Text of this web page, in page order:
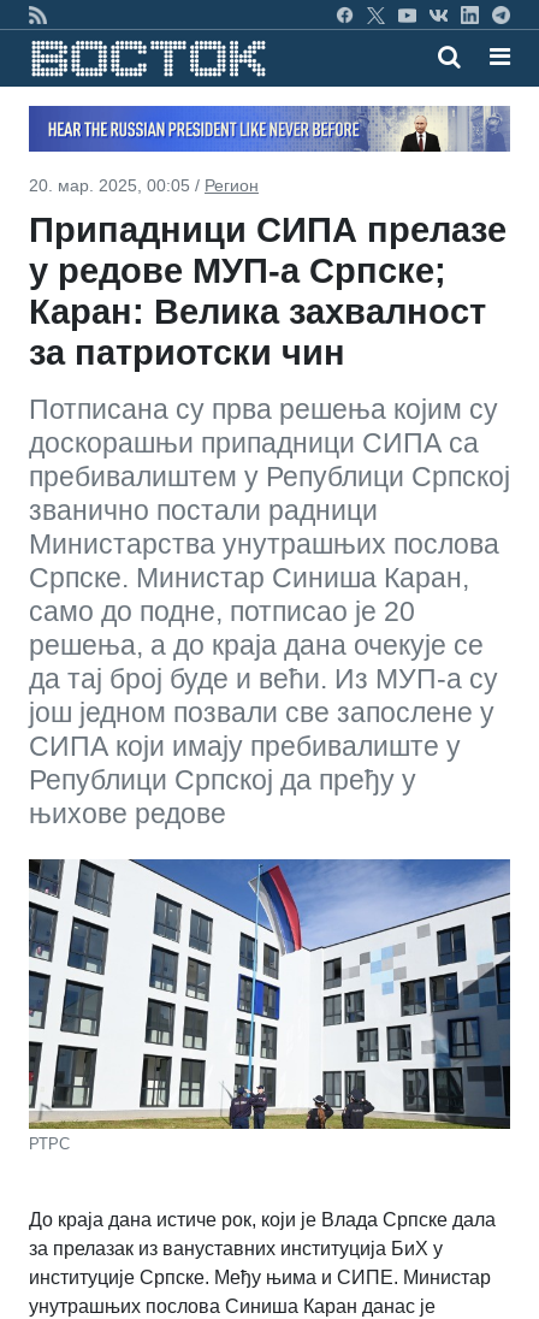
20. мар. 2025, 00:05 / Регион
Припадници СИПА прелазе
у редове МУП-а Српске;
Каран: Велика захвалност
за патриотски чин
Потписана су прва решења којим су
доскорашњи припадници СИПА са
пребивалиштем у Републици Српској
званично постали радници
Министарства унутрашњих послова
Српске. Министар Синиша Каран,
само до подне, потписао је 20
решења, а до краја дана очекује се
да тај број буде и већи. Из МУП-а су
још једном позвали све запослене у
СИПА који имају пребивалиште у
Републици Српској да пређу у
њихове редове
РТРС
До краја дана истиче рок, који је Влада Српске дала
за прелазак из вануставних институција БиХ у
институције Српске. Међу њима и СИПЕ. Министар
унутрашњих послова Синиша Каран данас је